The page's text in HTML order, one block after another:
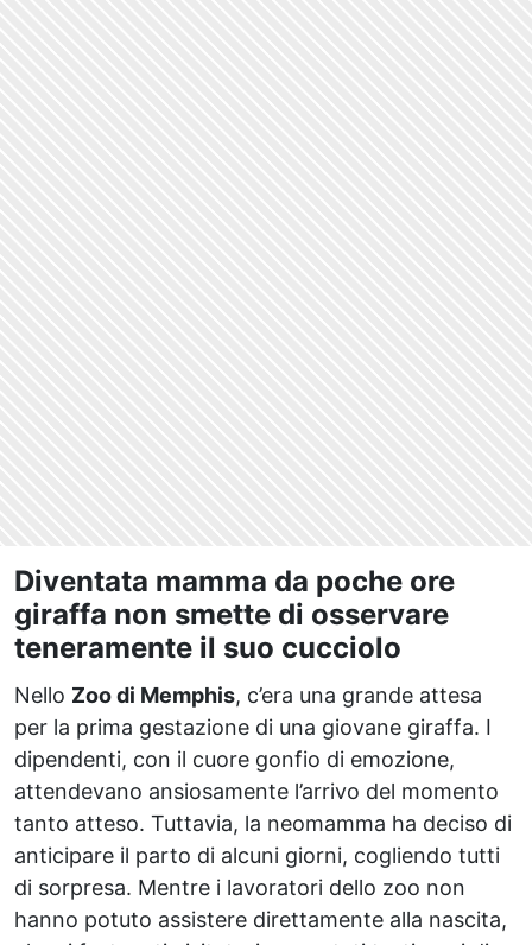
Diventata mamma da poche ore
giraffa non smette di osservare
teneramente il suo cucciolo
Nello Zoo di Memphis, c’era una grande attesa
per la prima gestazione di una giovane giraffa. I
dipendenti, con il cuore gonfio di emozione,
attendevano ansiosamente l’arrivo del momento
tanto atteso. Tuttavia, la neomamma ha deciso di
anticipare il parto di alcuni giorni, cogliendo tutti
di sorpresa. Mentre i lavoratori dello zoo non
hanno potuto assistere direttamente alla nascita,